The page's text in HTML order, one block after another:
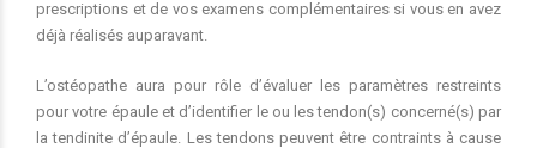
prescriptions et de vos examens complémentaires si vous en avez
déjà réalisés auparavant.
L’ostéopathe aura pour rôle d’évaluer les paramètres restreints
pour votre épaule et d’identifier le ou les tendon(s) concerné(s) par
la tendinite d’épaule. Les tendons peuvent être contraints à cause